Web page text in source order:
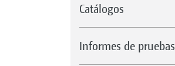
Catálogos
Informes de pruebas